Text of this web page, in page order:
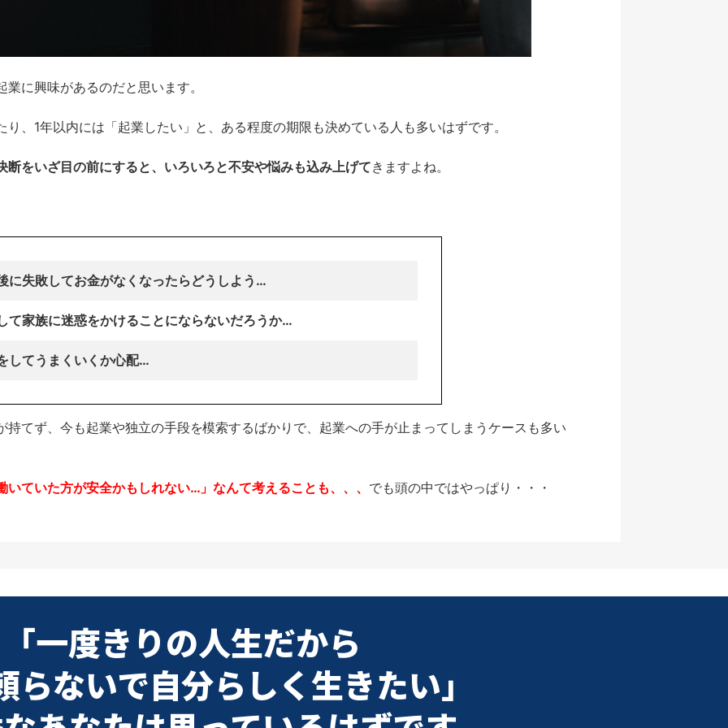
に興味があるのだと思います。
、1年以内には「起業したい」と、ある程度の期限も決めている人も多いはずです。
断をいざ目の前にすると、いろいろと不安や悩みも込み上げてきますよね。
に失敗してお金がなくなったらどうしよう…
て家族に迷惑をかけることにならないだろうか…
してうまくいくか心配…
てず、今も起業や独立の手段を模索するばかりで、起業への手が止まってしまうケースも多い
ていた方が安全かもしれない…」なんて考えることも、、、 でも頭の中ではやっぱり・・・
「一度きりの人生だから
らないで自分らしく生きたい」